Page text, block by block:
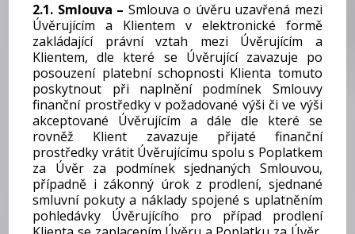
2.1. Smlouva – Smlouva o úvěru uzavřená mezi
Úvěrujícím a Klientem v elektronické formě
zakládající právní vztah mezi Úvěrujícím a
Klientem, dle které se Úvěrující zavazuje po
posouzení platební schopnosti Klienta tomuto
poskytnout při naplnění podmínek Smlouvy
finanční prostředky v požadované výši či ve výši
akceptované Úvěrujícím a dále dle které se
rovněž Klient zavazuje přijaté finanční
prostředky vrátit Úvěrujícímu spolu s Poplatkem
za Úvěr za podmínek sjednaných Smlouvou,
případně i zákonný úrok z prodlení, sjednané
smluvní pokuty a náklady spojené s uplatněním
pohledávky Úvěrujícího pro případ prodlení